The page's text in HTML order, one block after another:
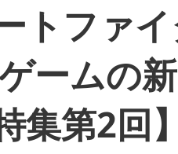
トファ
ームの
集第2回】